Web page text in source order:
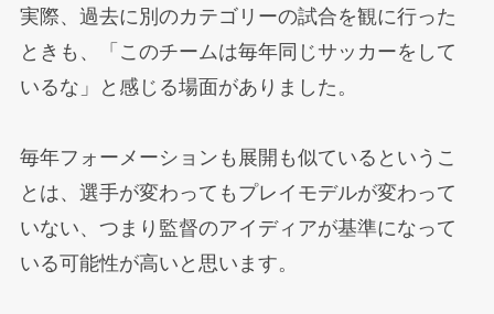
実際、過去に別のカテゴリーの試合を観に行った
ときも、「このチームは毎年同じサッカーをして
いるな」と感じる場面がありました。
毎年フォーメーションも展開も似ているというこ
とは、選手が変わってもプレイモデルが変わって
いない、つまり監督のアイディアが基準になって
いる可能性が高いと思います。